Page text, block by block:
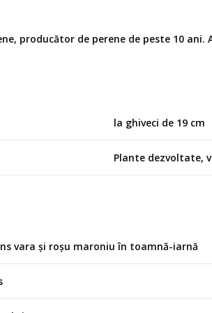
producător de perene de peste 10
la ghiveci de 19 cm
Plante dezvoltate,
vara și roșu maroniu în toamnă-iarnă